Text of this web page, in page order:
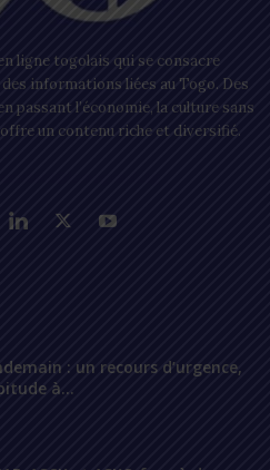
ligne togolais qui se consacre
informations liées au Togo. Des
passant l’économie, la culture sans
un contenu riche et diversifié.
: un recours d’urgence,
à...